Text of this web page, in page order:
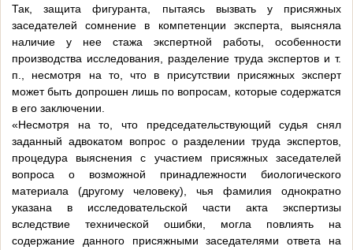
Так, защита фигуранта, пытаясь вызвать у присяжных
заседателей сомнение в компетенции эксперта, выясняла
наличие у нее стажа экспертной работы, особенности
производства исследования, разделение труда экспертов и т.
п., несмотря на то, что в присутствии присяжных эксперт
может быть допрошен лишь по вопросам, которые содержатся
в его заключении.
«Несмотря на то, что председательствующий судья снял
заданный адвокатом вопрос о разделении труда экспертов,
процедура выяснения с участием присяжных заседателей
вопроса о возможной принадлежности биологического
материала (другому человеку), чья фамилия однократно
указана в исследовательской части акта экспертизы
вследствие технической ошибки, могла повлиять на
содержание данного присяжными заседателями ответа на